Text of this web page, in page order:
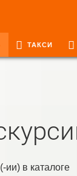
ТАКСИ
ии) в каталоге